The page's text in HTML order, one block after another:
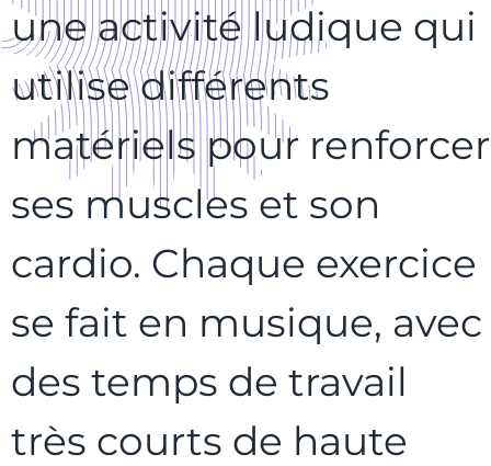
une activité ludique qui
utilise différents
matériels pour renforcer
ses muscles et son
cardio. Chaque exercice
se fait en musique, avec
des temps de travail
très courts de haute